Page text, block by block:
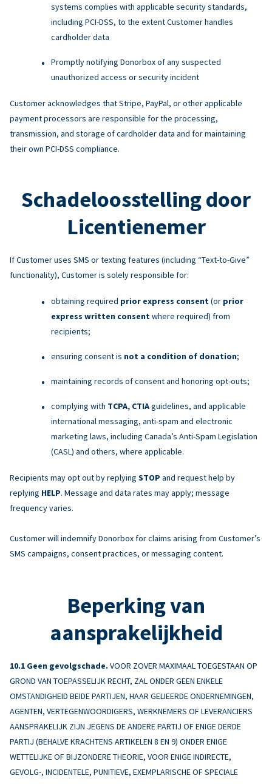
systems complies with applicable security standards,
including PCI-DSS, to the extent Customer handles
cardholder data
Promptly notifying Donorbox of any suspected
unauthorized access or security incident
Customer acknowledges that Stripe, PayPal, or other applicable
payment processors are responsible for the processing,
transmission, and storage of cardholder data and for maintaining
their own PCI-DSS compliance.
Schadeloosstelling door
Licentienemer
If Customer uses SMS or texting features (including “Text-to-Give”
functionality), Customer is solely responsible for:
obtaining required prior express consent (or prior
express written consent where required) from
recipients;
ensuring consent is not a condition of donation;
maintaining records of consent and honoring opt-outs;
complying with TCPA, CTIAguidelines, and applicable
international messaging, anti-spam and electronic
marketing laws, including Canada’s Anti-Spam Legislation
(CASL) and others, where applicable.
Recipients may opt out by replying STOP and request help by
replying HELP. Message and data rates may apply; message
frequency varies.
Customer will indemnify Donorbox for claims arising from Customer’s
SMS campaigns, consent practices, or messaging content.
Beperking van
aansprakelijkheid
Geen gevolgschade. VOOR ZOVER MAXIMAAL TOEGESTAAN OP
GROND VAN TOEPASSELIJK RECHT, ZAL ONDER GEEN ENKELE
OMSTANDIGHEID BEIDE PARTIJEN, HAAR GELIEERDE ONDERNEMINGEN,
AGENTEN, VERTEGENWOORDIGERS, WERKNEMERS OF LEVERANCIERS
AANSPRAKELIJK ZIJN JEGENS DE ANDERE PARTIJ OF ENIGE DERDE
PARTIJ (BEHALVE KRACHTENS ARTIKELEN 8 EN 9) ONDER ENIGE
WETTELIJKE OF BIJZONDERE THEORIE, VOOR ENIGE INDIRECTE,
GEVOLG-, INCIDENTELE, PUNITIEVE, EXEMPLARISCHE OF SPECIALE